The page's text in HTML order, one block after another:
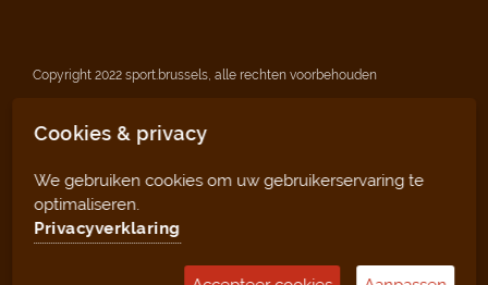
Copyright 2022 sport.brussels, alle rechten voorbehouden
Wettelijke vermeldingen
Privacyverklaring
Sitemap
Cookies & privacy
We gebruiken cookies om uw gebruikerservaring te
optimaliseren.
Privacyverklaring